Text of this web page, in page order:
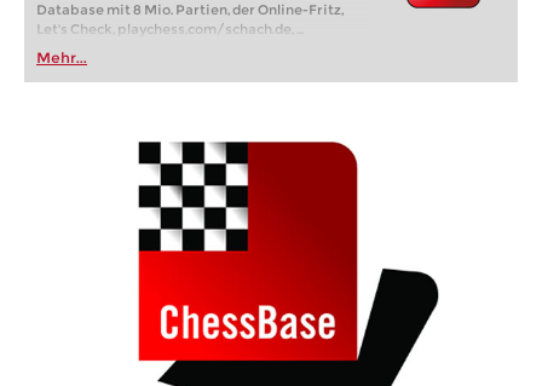
Database mit 8 Mio. Partien, der Online-Fritz,
Let's Check, playchess.com/schach.de, ...
Mehr...